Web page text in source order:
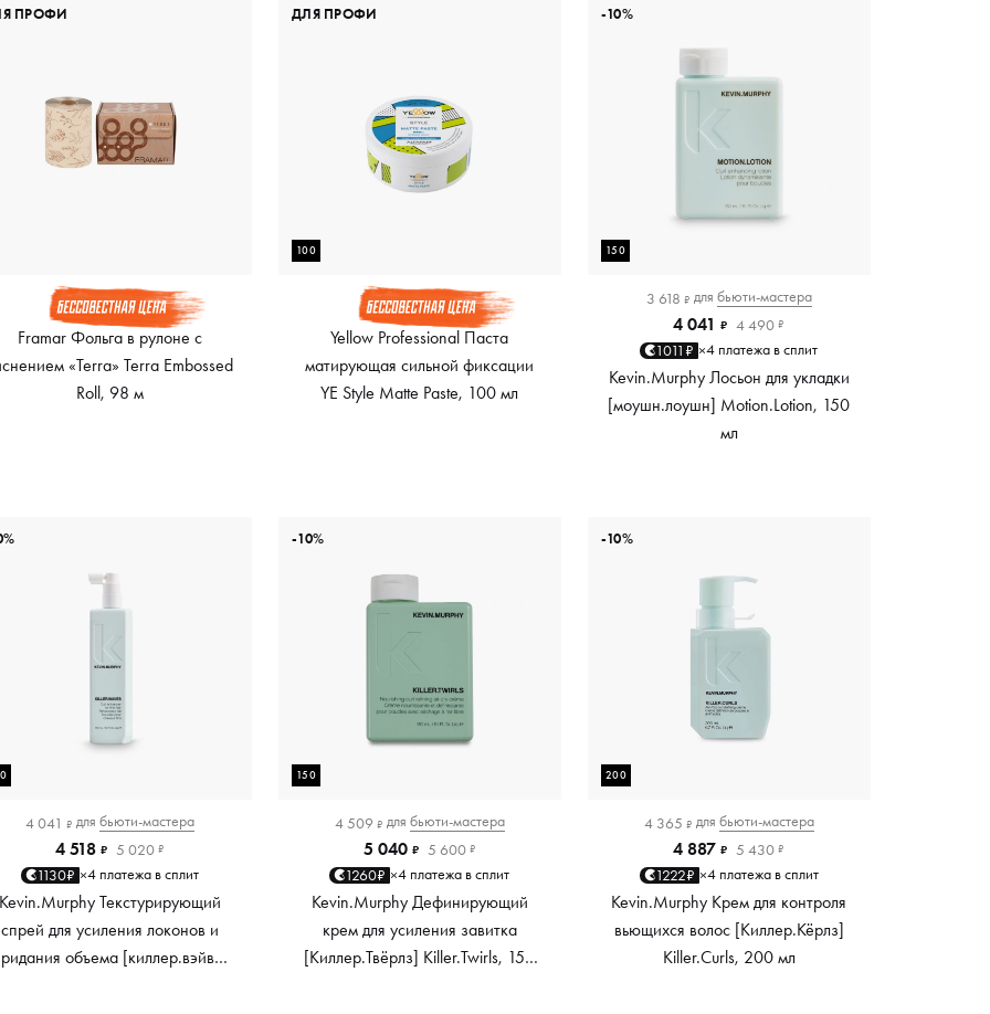
Framar Фольга в рулоне с
«Terra» Terra Embossed
Roll, 98 м
ПРОФИ
100
Yellow Professional Паста
матирующая сильной фиксации
YE Style Matte Paste, 100 мл
ДЛЯ ПРОФИ
150
3 618 ₽ для бьюти-мастера
4 041 ₽ 4 490 ₽
1011₽ ×4 платежа в сплит
Kevin.Murphy Лосьон для укладки
[моушн.лоушн] Motion.Lotion, 150
мл
-10%
4 041 ₽ для бьюти-мастера
4 518 ₽ 5 020 ₽
1130₽ ×4 платежа в сплит
Kevin.Murphy Текстурирующий
спрей для усиления локонов и
объема [киллер.вэйвс]
150
4 509 ₽ для бьюти-мастера
5 040 ₽ 5 600 ₽
1260₽ ×4 платежа в сплит
Kevin.Murphy Дефинирующий
крем для усиления завитка
[Киллер.Твёрлз] Killer.Twirls, 150
-10%
200
4 365 ₽ для бьюти-мастера
4 887 ₽ 5 430 ₽
1222₽ ×4 платежа в сплит
Kevin.Murphy Крем для контроля
вьющихся волос [Киллер.Кёрлз]
Killer.Curls, 200 мл
-10%